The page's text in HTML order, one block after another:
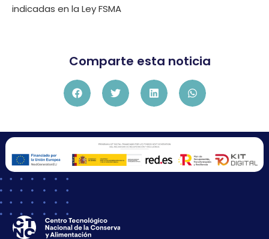
indicadas en la Ley FSMA
Comparte esta noticia